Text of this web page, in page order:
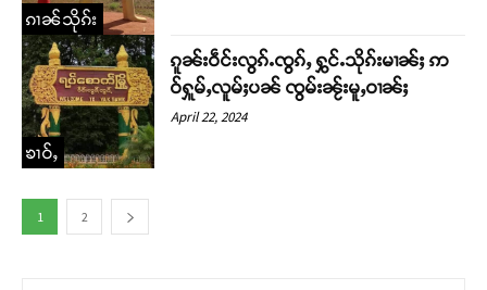
ၵၢၼ်သိုၵ်း
ၶၢဝ်ႇ
ၵူၼ်းဝဵင်းလွၵ်ႉၸွၵ်ႇ ႁွင်ႉသိုၵ်းမၢၼ်ႈ ဢ
ဝ်ႁူမ်ႇလူမ်ႈပၼ် ၸွမ်းၼႂ်းမူႇဝၢၼ်ႈ
April 22, 2024
1 2